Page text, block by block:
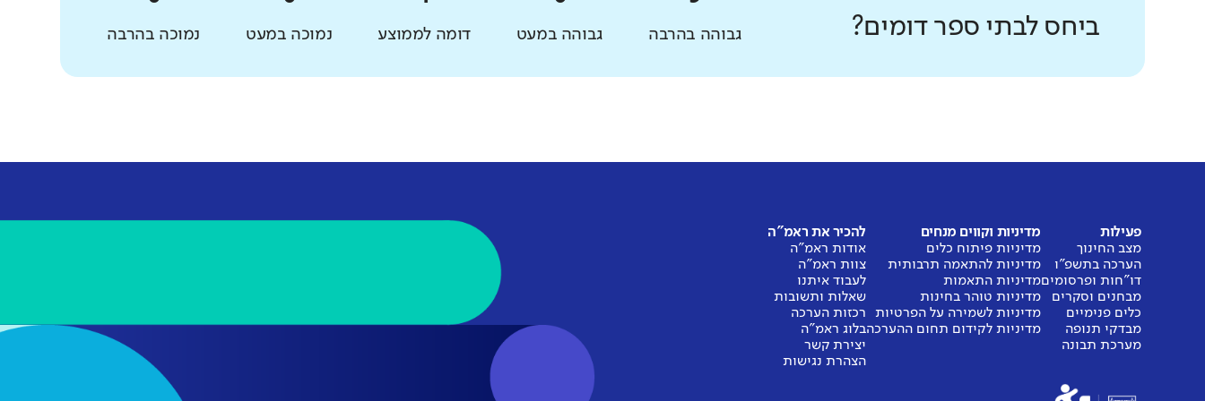
ביחס לבתי ספר דומים?
גבוהה בהרבה גבוהה במעט דומה לממוצע נמוכה במעט נמוכה בהרבה
פעילות
מצב החינוך
הערכה בתשפ"ו
דו"חות ופרסומים
מבחנים וסקרים
כלים פנימיים
מבדקי תנופה
מערכת תבונה
מדיניות וקווים מנחים
מדיניות פיתוח כלים
מדיניות להתאמה תרבותית
מדיניות התאמות
מדיניות טוהר בחינות
מדיניות לשמירה על הפרטיות
מדיניות לקידום תחום ההערכה
להכיר את ראמ"ה
אודות ראמ"ה
צוות ראמ"ה
לעבוד איתנו
שאלות ותשובות
רכזות הערכה
בלוג ראמ"ה
יצירת קשר
הצהרת נגישות